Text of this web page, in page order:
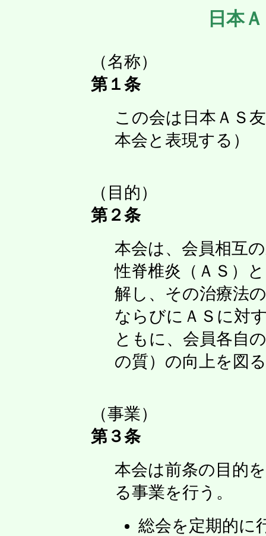
日本
（名称）
第１条
この会は日本ＡＳ
本会と表現する）
（目的）
第２条
本会は、会員相互
性脊椎炎（ＡＳ）
解し、その治療法
ならびにＡＳに対
ともに、会員各自
の質）の向上を図
（事業）
第３条
本会は前条の目的
る事業を行う。
総会を定期的に